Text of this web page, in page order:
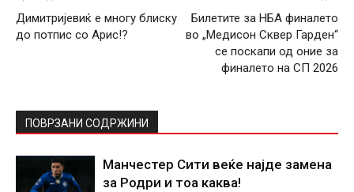
Димитријевиќ e многу блиску
до потпис со Арис!?
Билетите за НБА финалето
во „Медисон Сквер Гарден“
се поскапи од оние за
финалето на СП 2026
ПОВРЗАНИ СОДРЖИНИ
Манчестер Сити веќе најде замена
за Родри и тоа каква!